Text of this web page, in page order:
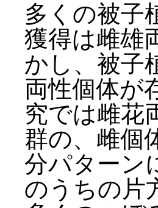
多くの被子
獲得は雌雄
かし、被子
両性個体が
究では雌花
群の、雌個
分パターン
のうちの片